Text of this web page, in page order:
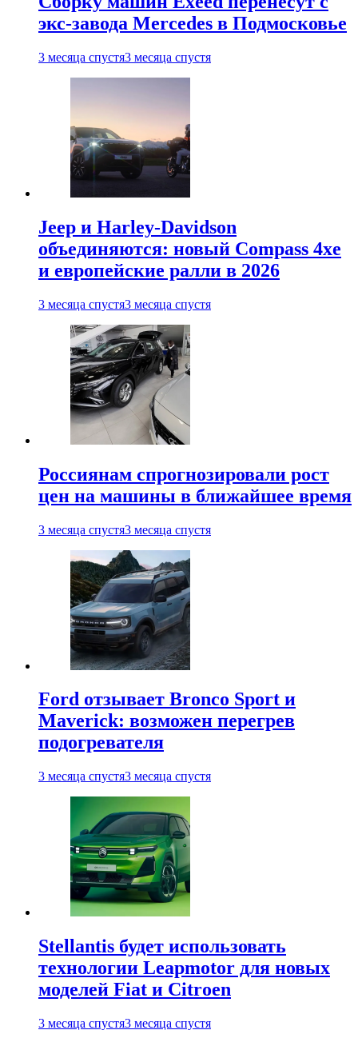
экс-завода Mercedes в Подмосковье
3 месяца спустя3 месяца спустя
Jeep и Harley-Davidson
объединяются: новый Compass 4xe
и европейские ралли в 2026
3 месяца спустя3 месяца спустя
Россиянам спрогнозировали рост
цен на машины в ближайшее время
3 месяца спустя3 месяца спустя
Ford отзывает Bronco Sport и
Maverick: возможен перегрев
подогревателя
3 месяца спустя3 месяца спустя
Stellantis будет использовать
технологии Leapmotor для новых
моделей Fiat и Citroen
3 месяца спустя3 месяца спустя